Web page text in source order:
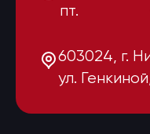
пт.
603024, г.
ул.